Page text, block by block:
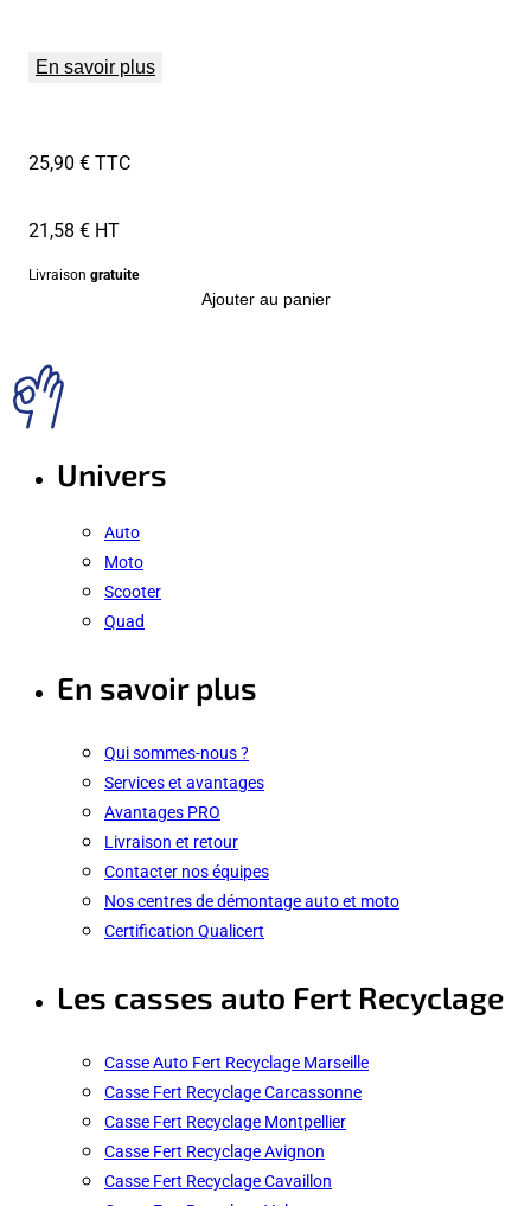
En savoir plus
25,90 € TTC
21,58 € HT
Livraison gratuite
Ajouter au panier
Univers
Auto
Moto
Scooter
Quad
En savoir plus
Qui sommes-nous ?
Services et avantages
Avantages PRO
Livraison et retour
Contacter nos équipes
Nos centres de démontage auto et moto
Certification Qualicert
Les casses auto Fert Recyclage
Casse Auto Fert Recyclage Marseille
Casse Fert Recyclage Carcassonne
Casse Fert Recyclage Montpellier
Casse Fert Recyclage Avignon
Casse Fert Recyclage Cavaillon